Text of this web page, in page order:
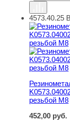
4573.40.25
резьбой M8
452,00 руб.